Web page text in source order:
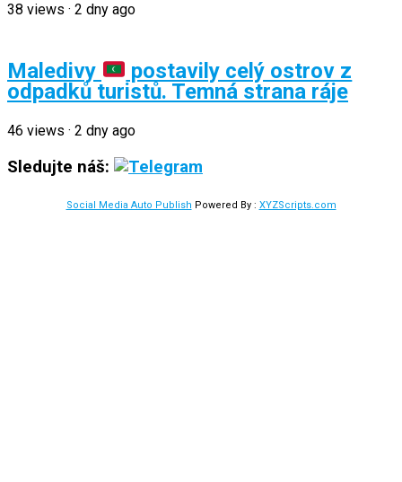
38 views · 2 dny ago
Maledivy
postavily celý ostrov z
odpadků turistů. Temná strana ráje
46 views · 2 dny ago
Sledujte náš:
Social Media Auto Publish Powered By : XYZScripts.com